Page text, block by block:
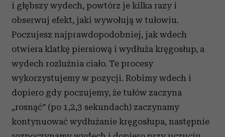
i głębszy wydech, powtórz je kilka razy i
obserwuj efekt, jaki wywołują w tułowiu.
Poczujesz najprawdopodobniej, jak wdech
otwiera klatkę piersiową i wydłuża kręgosłup, a
wydech rozluźnia ciało. Te procesy
wykorzystujemy w pozycji. Robimy wdech i
dopiero gdy poczujemy, że tułów zaczyna
„rosnąć” (po 1,2,3 sekundach) zaczynamy
kontynuować wydłużanie kręgosłupa, następnie